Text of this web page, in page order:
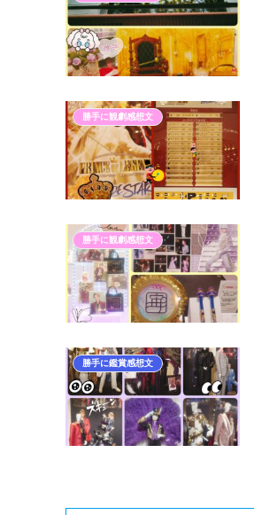
勝手に観劇感想文
勝手に観劇感想文
勝手に鑑賞感想文